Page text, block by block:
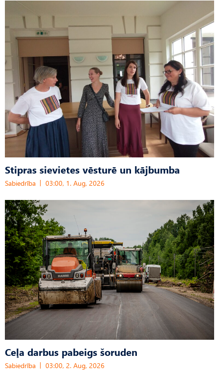
Stipras sievietes vēsturē un kājbumba
Sabiedrība 03:00, 1. Aug, 2026
Ceļa darbus pabeigs šoruden
Sabiedrība 03:00, 2. Aug, 2026